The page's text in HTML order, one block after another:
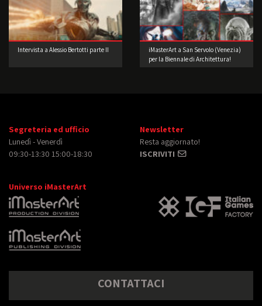
Intervista a Alessio Bertotti parte II
iMasterArt a San Servolo (Venezia)
per la Biennale di Architettura!
Segreteria ed ufficio
Lunedì - Venerdì
09:30-13:30 15:00-18:30
Newsletter
Resta aggiornato!
ISCRIVITI
Universo iMasterArt
CONTATTACI